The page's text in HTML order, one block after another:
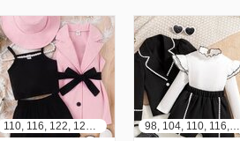
110, 116, 122, 128, 134, 140 98, 104, 110, 116, 122, 128